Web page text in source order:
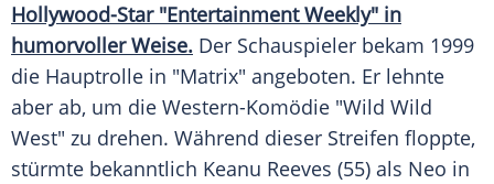
Hollywood-Star "Entertainment Weekly" in
humorvoller Weise. Der Schauspieler bekam 1999
die Hauptrolle in "Matrix" angeboten. Er lehnte
aber ab, um die Western-Komödie "Wild Wild
West" zu drehen. Während dieser Streifen floppte,
stürmte bekanntlich Keanu Reeves (55) als Neo in